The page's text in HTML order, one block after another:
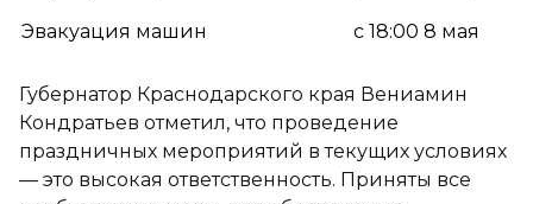
Эвакуация машин с 18:00 8 мая
Губернатор Краснодарского края Вениамин
Кондратьев отметил, что проведение
праздничных мероприятий в текущих условиях
— это высокая ответственность. Приняты все